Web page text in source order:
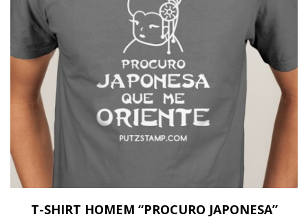
T-SHIRT HOMEM “PROCURO JAPONESA”